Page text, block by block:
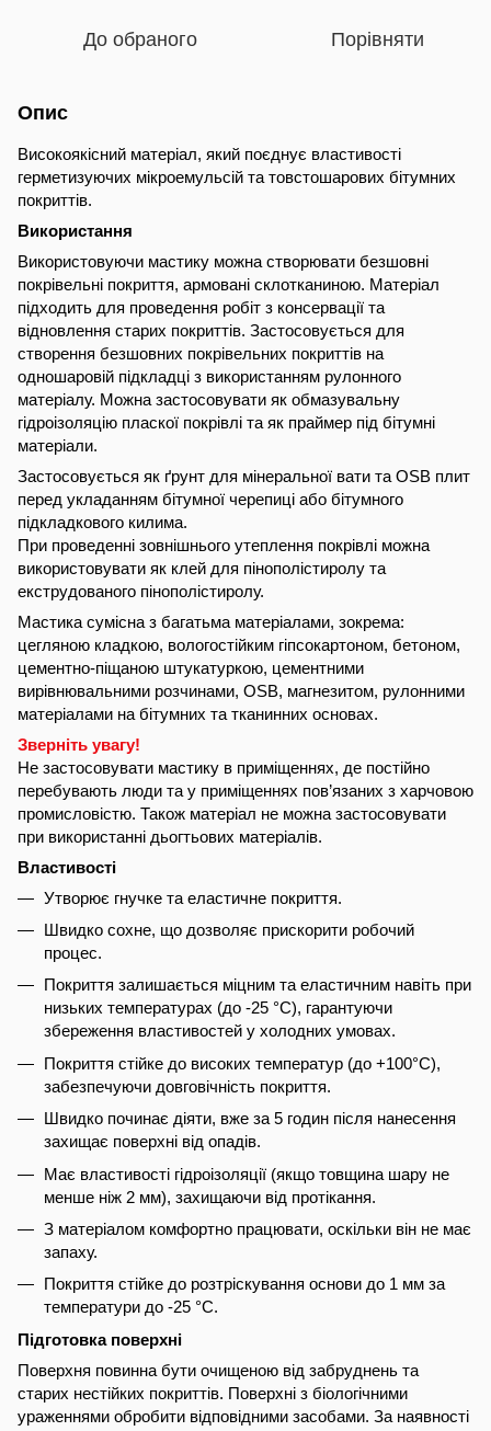
До обраного Порівняти
Опис
Високоякісний матеріал, який поєднує властивості
герметизуючих мікроемульсій та товстошарових бітумних
покриттів.
Використання
Використовуючи мастику можна створювати безшовні
покрівельні покриття, армовані склотканиною. Матеріал
підходить для проведення робіт з консервації та
відновлення старих покриттів. Застосовується для
створення безшовних покрівельних покриттів на
одношаровій підкладці з використанням рулонного
матеріалу. Можна застосовувати як обмазувальну
гідроізоляцію пласкої покрівлі та як праймер під бітумні
матеріали.
Застосовується як ґрунт для мінеральної вати та OSB плит
перед укладанням бітумної черепиці або бітумного
підкладкового килима.
При проведенні зовнішнього утеплення покрівлі можна
використовувати як клей для пінополістиролу та
екструдованого пінополістиролу.
Мастика сумісна з багатьма матеріалами, зокрема:
цегляною кладкою, вологостійким гіпсокартоном, бетоном,
цементно-піщаною штукатуркою, цементними
вирівнювальними розчинами, OSB, магнезитом, рулонними
матеріалами на бітумних та тканинних основах.
Зверніть увагу!
Не застосовувати мастику в приміщеннях, де постійно
перебувають люди та у приміщеннях пов’язаних з харчовою
промисловістю. Також матеріал не можна застосовувати
при використанні дьогтьових матеріалів.
Властивості
Утворює гнучке та еластичне покриття.
Швидко сохне, що дозволяє прискорити робочий
процес.
Покриття залишається міцним та еластичним навіть при
низьких температурах (до -25 °C), гарантуючи
збереження властивостей у холодних умовах.
Покриття стійке до високих температур (до +100°C),
забезпечуючи довговічність покриття.
Швидко починає діяти, вже за 5 годин після нанесення
захищає поверхні від опадів.
Має властивості гідроізоляції (якщо товщина шару не
менше ніж 2 мм), захищаючи від протікання.
З матеріалом комфортно працювати, оскільки він не має
запаху.
Покриття стійке до розтріскування основи до 1 мм за
температури до -25 °C.
Підготовка поверхні
Поверхня повинна бути очищеною від забруднень та
старих нестійких покриттів. Поверхні з біологічними
ураженнями обробити відповідними засобами. За наявності